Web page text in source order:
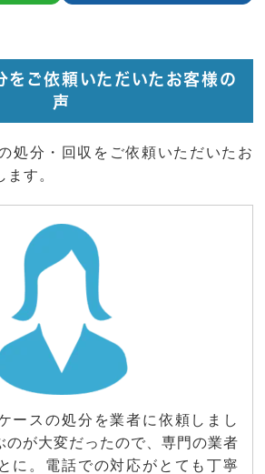
をご依頼いただいたお客様の
声
処分・回収をご依頼いただいたお
す。
ースの処分を業者に依頼しまし
のが大変だったので、専門の業者
に。電話での対応がとても丁寧